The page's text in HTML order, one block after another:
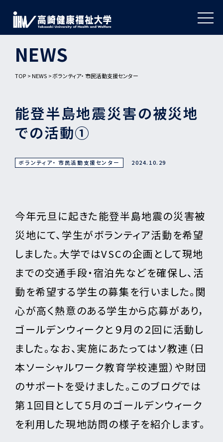
NEWS
TOP NEWS ボランティア・ 市民活動支援センター
能登半島地震災害の被災地
での活動①
ボランティア・ 市民活動支援センター 2024.10.29
今年元旦に起きた能登半島地震の災害被
災地にて、学生がボランティア活動を希望
しました。大学ではVSCの企画として現地
までの交通手段・宿泊先などを確保し、活
動を希望する学生の募集を行いました。関
心が高く熱意のある学生から応募があり，
ゴールデンウィークと９月の２回に活動し
ました。なお、実施にあたってはソ教連（日
本ソーシャルワーク教育学校連盟）や財団
のサポートを受けました。このブログでは
第１回目として５月のゴールデンウィーク
を利用した現地訪問の様子を紹介します。